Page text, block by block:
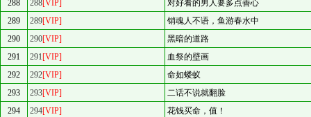
288 288 [VIP]
对好看的男人要多点善心
289
289[VIP]
销魂人不语，鱼游春水中
290
290[VIP]
黑暗的道路
291
291[VIP]
血祭的壁画
292
292[VIP]
命如蝼蚁
293
293[VIP]
二话不说就翻脸
294
294[VIP]
花钱买命，值！